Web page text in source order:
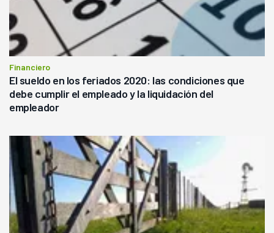
Financiero
El sueldo en los feriados 2020: las condiciones que
debe cumplir el empleado y la liquidación del
empleador